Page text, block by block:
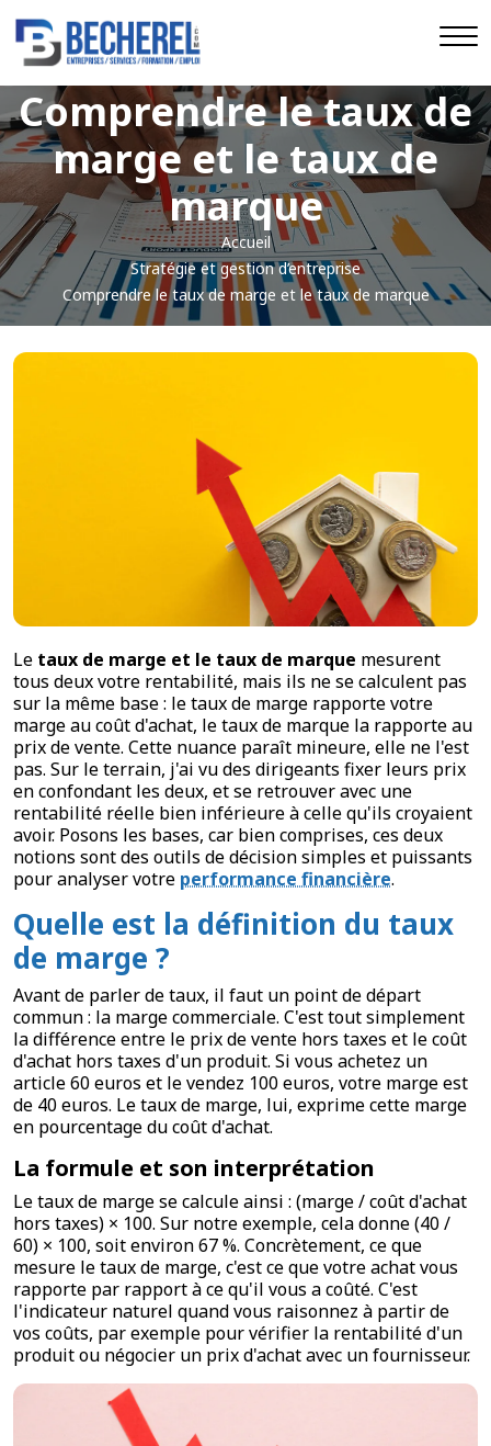
Comprendre le taux de
marge et le taux de
marque
Accueil
Stratégie et gestion d’entreprise
Comprendre le taux de marge et le taux de marque
Le taux de marge et le taux de marque mesurent
tous deux votre rentabilité, mais ils ne se calculent pas
sur la même base : le taux de marge rapporte votre
marge au coût d'achat, le taux de marque la rapporte au
prix de vente. Cette nuance paraît mineure, elle ne l'est
pas. Sur le terrain, j'ai vu des dirigeants fixer leurs prix
en confondant les deux, et se retrouver avec une
rentabilité réelle bien inférieure à celle qu'ils croyaient
avoir. Posons les bases, car bien comprises, ces deux
notions sont des outils de décision simples et puissants
pour analyser votre performance financière.
Quelle est la définition du taux
de marge ?
Avant de parler de taux, il faut un point de départ
commun : la marge commerciale. C'est tout simplement
la différence entre le prix de vente hors taxes et le coût
d'achat hors taxes d'un produit. Si vous achetez un
article 60 euros et le vendez 100 euros, votre marge est
de 40 euros. Le taux de marge, lui, exprime cette marge
en pourcentage du coût d'achat.
La formule et son interprétation
Le taux de marge se calcule ainsi : (marge / coût d'achat
hors taxes) × 100. Sur notre exemple, cela donne (40 /
60) × 100, soit environ 67 %. Concrètement, ce que
mesure le taux de marge, c'est ce que votre achat vous
rapporte par rapport à ce qu'il vous a coûté. C'est
l'indicateur naturel quand vous raisonnez à partir de
vos coûts, par exemple pour vérifier la rentabilité d'un
produit ou négocier un prix d'achat avec un fournisseur.